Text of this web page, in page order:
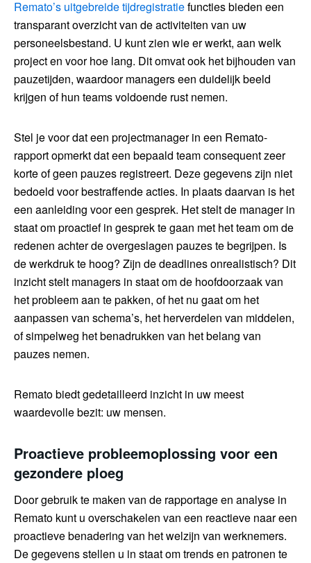
Remato’s uitgebreide tijdregistratiefuncties bieden een
transparant overzicht van de activiteiten van uw
personeelsbestand. U kunt zien wie er werkt, aan welk
project en voor hoe lang. Dit omvat ook het bijhouden van
pauzetijden, waardoor managers een duidelijk beeld
krijgen of hun teams voldoende rust nemen.
Stel je voor dat een projectmanager in een Remato-
rapport opmerkt dat een bepaald team consequent zeer
korte of geen pauzes registreert. Deze gegevens zijn niet
bedoeld voor bestraffende acties. In plaats daarvan is het
een aanleiding voor een gesprek. Het stelt de manager in
staat om proactief in gesprek te gaan met het team om de
redenen achter de overgeslagen pauzes te begrijpen. Is
de werkdruk te hoog? Zijn de deadlines onrealistisch? Dit
inzicht stelt managers in staat om de hoofdoorzaak van
het probleem aan te pakken, of het nu gaat om het
aanpassen van schema’s, het herverdelen van middelen,
of simpelweg het benadrukken van het belang van
pauzes nemen.
Remato biedt gedetailleerd inzicht in uw meest
waardevolle bezit: uw mensen.
Proactieve probleemoplossing voor een
gezondere ploeg
Door gebruik te maken van de rapportage en analyse in
Remato kunt u overschakelen van een reactieve naar een
proactieve benadering van het welzijn van werknemers.
De gegevens stellen u in staat om trends en patronen te